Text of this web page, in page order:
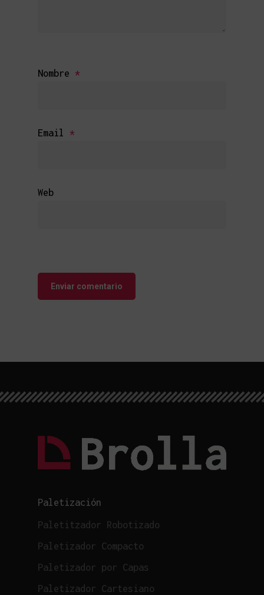
Nombre *
Email *
Web
Paletización
Paletitzador Robotizado
Paletizador Compacto
Paletizador por Capas
Paletizador Cartesiano